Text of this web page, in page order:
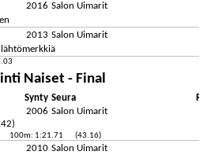
2016 Salon Uimarit
2013 Salon Uimarit
Naiset - Final
Synty Seura
2006 Salon Uimarit
100m: 1:21.71 (43.16)
2010 Salon Uimarit